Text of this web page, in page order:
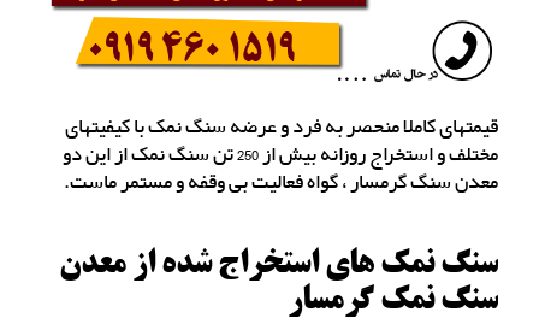
قیمتهای کاملا منحصر به فرد و عرضه سنگ نمک با کیفیتهای
مختلف و استخراج روزانه بیش از 250 تن سنگ نمک از این دو
معدن سنگ گرمسار ، گواه فعالیت بی وقفه و مستمر ماست.
سنگ نمک های استخراج شده از معدن
سنگ نمک گرمسار